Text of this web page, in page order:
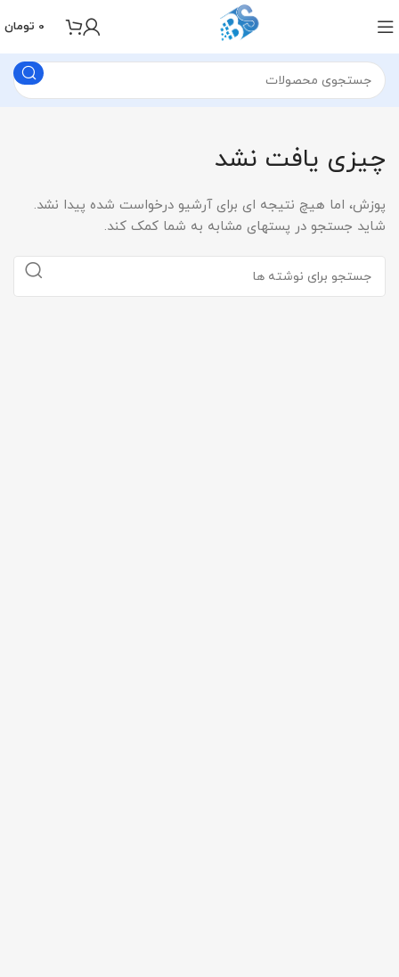
0 تومان
چیزی یافت نشد
پوزش، اما هیچ نتیجه ای برای آرشیو درخواست شده پیدا نشد.
شاید جستجو در پستهای مشابه به شما کمک کند.